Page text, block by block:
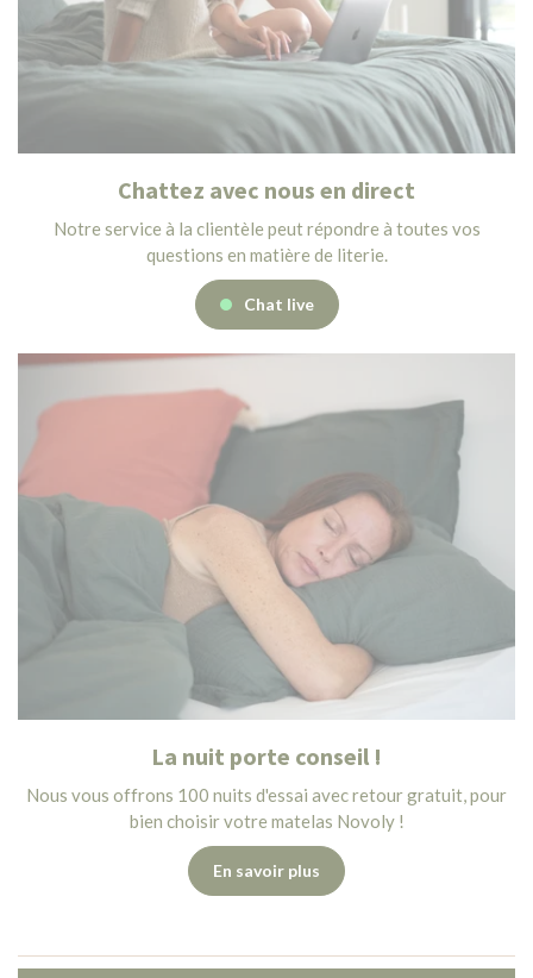
Chattez avec nous en direct
Notre service à la clientèle peut répondre à toutes vos
questions en matière de literie.
Chat live
La nuit porte conseil !
Nous vous offrons 100 nuits d'essai avec retour gratuit, pour
bien choisir votre matelas Novoly !
En savoir plus